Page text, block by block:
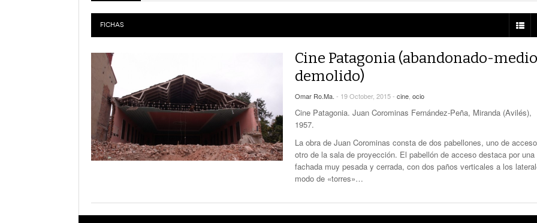
FICHAS
Cine Patagonia (abandonado-medio
demolido)
Omar Ro.Ma. - 19 October, 2015 - cine ocio
Cine Patagonia. Juan Corominas Fernández-Peña, Miranda (Avilés),
1957.
La obra de Juan Corominas consta de dos pabellones, uno de
otro de la sala de proyección. El pabellón de acceso destaca por una
fachada muy pesada y cerrada, con dos paños verticales a los
modo de «torres»…